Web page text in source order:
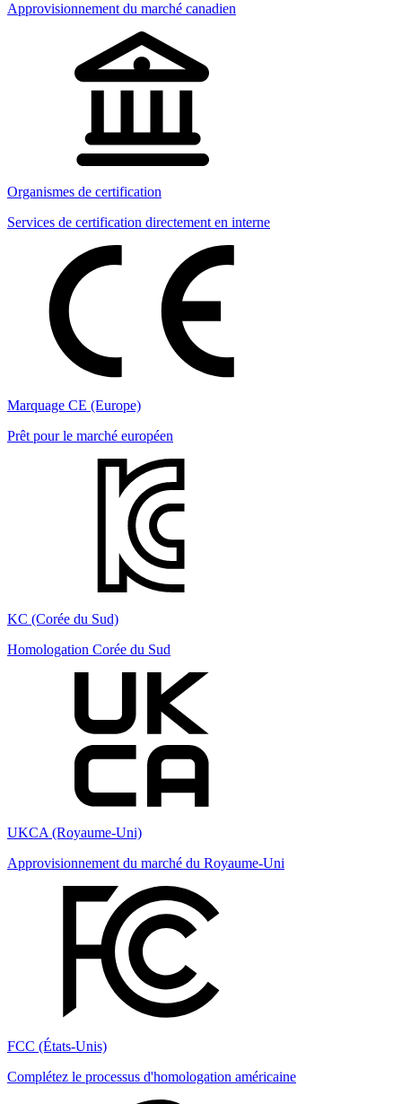
Approvisionnement du marché canadien
Organismes de certification
Services de certification directement en interne
Marquage CE (Europe)
Prêt pour le marché européen
KC (Corée du Sud)
Homologation Corée du Sud
UKCA (Royaume-Uni)
Approvisionnement du marché du Royaume-Uni
FCC (États-Unis)
Complétez le processus d'homologation américaine